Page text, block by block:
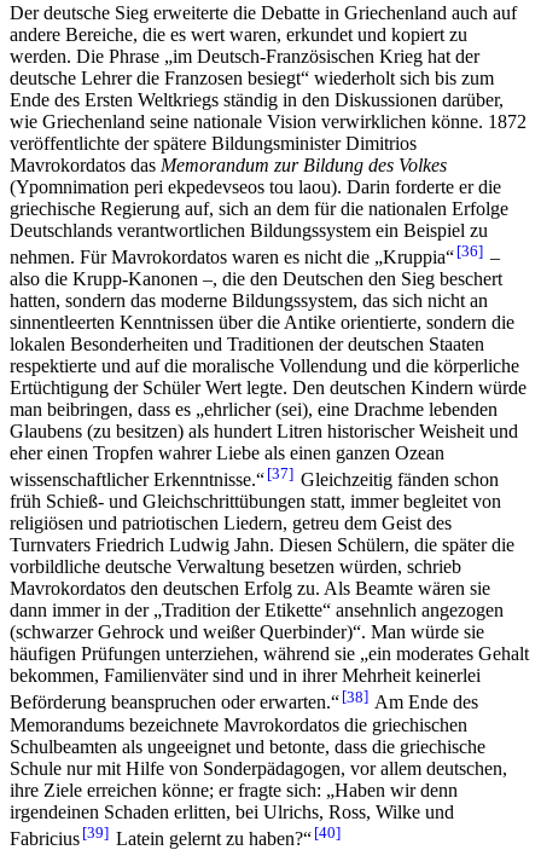
Der deutsche Sieg erweiterte die Debatte in Griechenland auch auf
andere Bereiche, die es wert waren, erkundet und kopiert zu
werden. Die Phrase „im Deutsch-Französischen Krieg hat der
deutsche Lehrer die Franzosen besiegt“ wiederholt sich bis zum
Ende des Ersten Weltkriegs ständig in den Diskussionen darüber,
wie Griechenland seine nationale Vision verwirklichen könne. 1872
veröffentlichte der spätere Bildungsminister Dimitrios
Mavrokordatos das Memorandum zur Bildung des Volkes
(Ypomnimation peri ekpedevseos tou laou). Darin forderte er die
griechische Regierung auf, sich an dem für die nationalen Erfolge
Deutschlands verantwortlichen Bildungssystem ein Beispiel zu
nehmen. Für Mavrokordatos waren es nicht die „Kruppia“ 36
–
also die Krupp-Kanonen –, die den Deutschen den Sieg beschert
hatten, sondern das moderne Bildungssystem, das sich nicht an
sinnentleerten Kenntnissen über die Antike orientierte, sondern die
lokalen Besonderheiten und Traditionen der deutschen Staaten
respektierte und auf die moralische Vollendung und die körperliche
Ertüchtigung der Schüler Wert legte. Den deutschen Kindern würde
man beibringen, dass es „ehrlicher (sei), eine Drachme lebenden
Glaubens (zu besitzen) als hundert Litren historischer Weisheit und
eher einen Tropfen wahrer Liebe als einen ganzen Ozean
wissenschaftlicher Erkenntnisse.“ 37
Gleichzeitig fänden schon
früh Schieß- und Gleichschrittübungen statt, immer begleitet von
religiösen und patriotischen Liedern, getreu dem Geist des
Turnvaters Friedrich Ludwig Jahn. Diesen Schülern, die später die
vorbildliche deutsche Verwaltung besetzen würden, schrieb
Mavrokordatos den deutschen Erfolg zu. Als Beamte wären sie
dann immer in der „Tradition der Etikette“ ansehnlich angezogen
(schwarzer Gehrock und weißer Querbinder)“. Man würde sie
häufigen Prüfungen unterziehen, während sie „ein moderates Gehalt
bekommen, Familienväter sind und in ihrer Mehrheit keinerlei
Beförderung beanspruchen oder erwarten.“ 38
Am Ende des
Memorandums bezeichnete Mavrokordatos die griechischen
Schulbeamten als ungeeignet und betonte, dass die griechische
Schule nur mit Hilfe von Sonderpädagogen, vor allem deutschen,
ihre Ziele erreichen könne; er fragte sich: „Haben wir denn
irgendeinen Schaden erlitten, bei Ulrichs, Ross, Wilke und
Fabricius 39 Latein gelernt zu haben?“ 40